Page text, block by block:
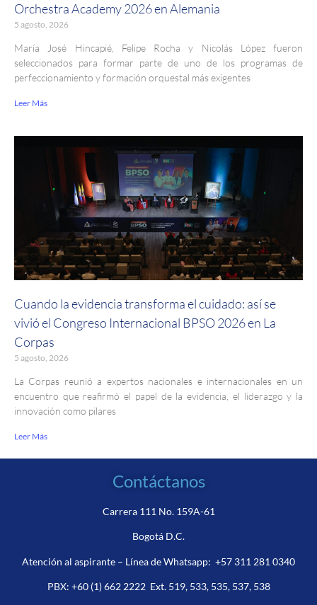
Orchestra Academy 2026 en Alemania
5 agosto, 2026
María José Hincapié, Felipe Rocha y Nicolás López fueron
seleccionados para formar parte de uno de los programas de
perfeccionamiento y formación orquestal más exigentes
Leer Más
Cuando la evidencia transforma el cuidado: así se
vivió el Congreso Internacional BPSO 2026 en La
Corpas
5 agosto, 2026
La Corpas reunió a expertos nacionales e internacionales en un
encuentro que reafirmó el papel de la evidencia, el liderazgo y la
innovación como pilares
Leer Más
Contáctanos
Carrera 111 No. 159A-61
Bogotá D.C.
Atención al aspirante – Línea de Whatsapp: +57 311 281 0340
PBX: +60 (1) 662 2222Ext. 519, 533, 535, 537, 538